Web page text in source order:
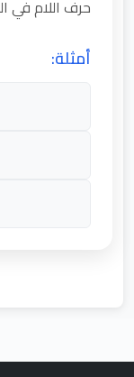
حرف اللام في
أمثلة: